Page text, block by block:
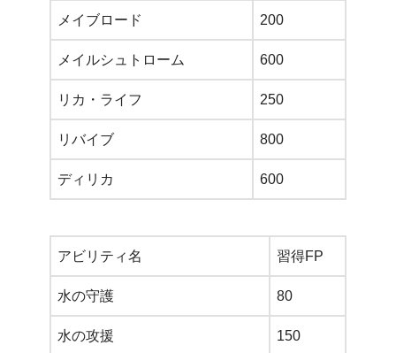
メイブロード 200
メイルシュトローム 600
リカ・ライフ 250
リバイブ 800
ディリカ 600
アビリティ名 習得FP
水の守護 80
水の攻援 150